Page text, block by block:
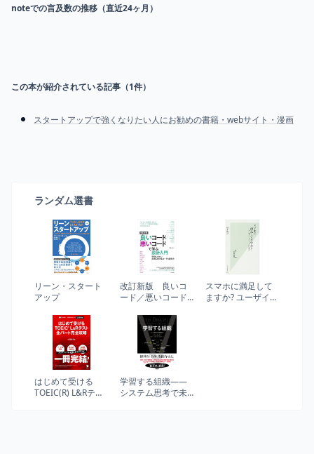
noteでの言及数の推移（直近24ヶ月）
この本が紹介されている記事（1件）
スタートアップで強くなりたい人にお勧めの書籍・webサイト・漫画
ランダム選書
リーン・スタート
アップ
改訂新版 良いコ
ード／悪いコード
保守しやすい 成
長し続けるコード
の書き方
スマホに満足して
ますか? ユーザイン
はじめて受ける
TOEIC(R) L&Rテス
学習する組織――
システム思考で未